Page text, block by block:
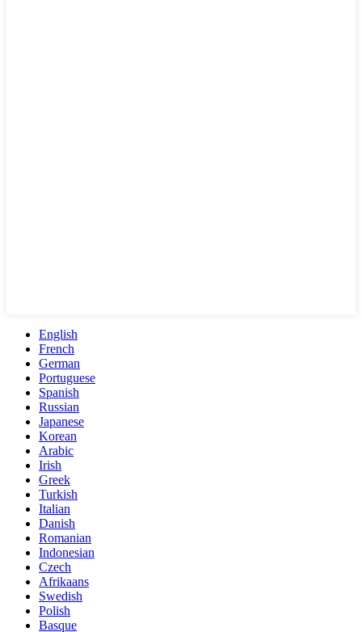
English
French
German
Portuguese
Spanish
Russian
Japanese
Korean
Arabic
Irish
Greek
Turkish
Italian
Danish
Romanian
Indonesian
Czech
Afrikaans
Swedish
Polish
Basque